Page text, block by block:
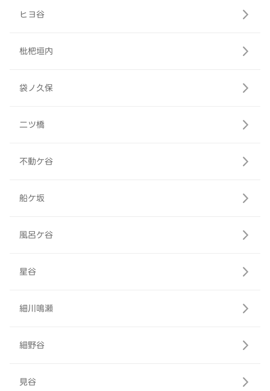
ヒヨ谷
枇杷垣内
袋ノ久保
二ツ橋
不動ケ谷
船ケ坂
風呂ケ谷
星谷
細川鳴瀬
細野谷
見谷